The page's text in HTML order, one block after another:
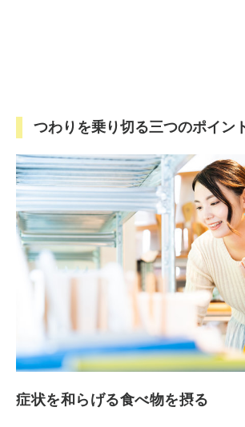
つわりを乗り切る三つのポイン
症状を和らげる食べ物を摂る